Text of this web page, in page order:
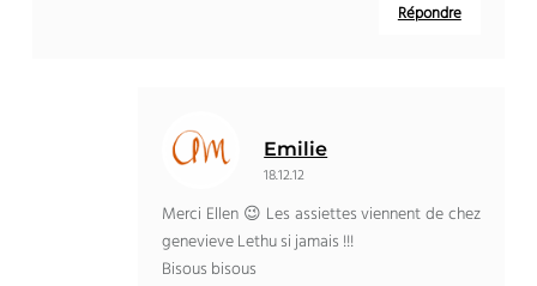
Répondre
Emilie
18.12.12
Merci Ellen 😉 Les assiettes viennent de chez
genevieve Lethu si jamais !!!
Bisous bisous